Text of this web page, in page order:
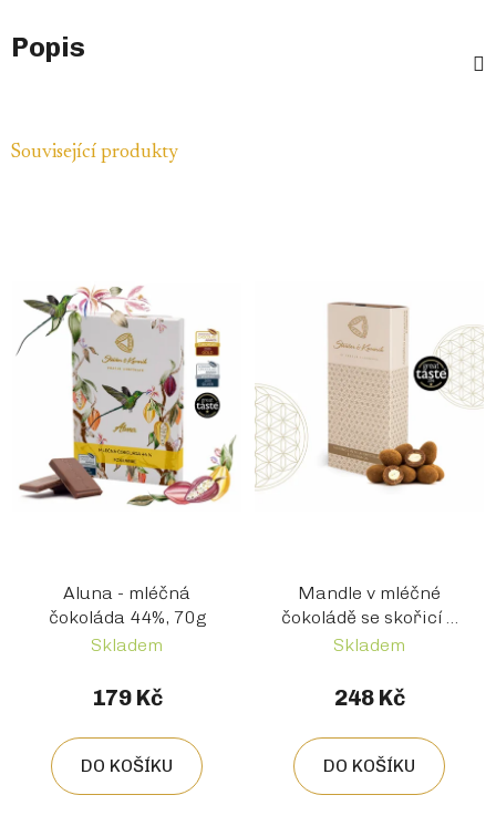
Popis
Související produkty
Aluna - mléčná
čokoláda 44%, 70g
Skladem
179 Kč
DO KOŠÍKU
Mandle v mléčné
čokoládě se skořicí a
chlli 130 g
Skladem
248 Kč
DO KOŠÍKU